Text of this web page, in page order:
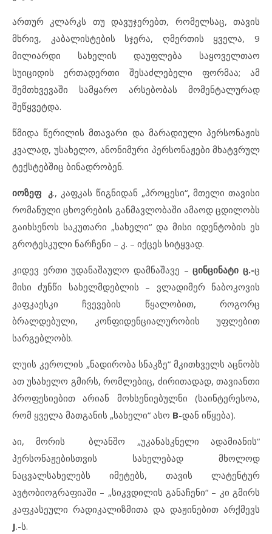
ართურ კლარკს თუ დავუჯერებთ, რომელსაც, თავის
მხრივ, კაბალისტების სჯერა, ღმერთის ყველა, 9
მილიარდი სახელის დაუფლება საყოველთაო
სუიციდის ერთადერთი შესაძლებელი ფორმაა; ამ
შემთხვევაში სამყარო არსებობას მომენტალურად
შეწყვეტდა.
წმიდა წერილის მთავარი და მარადიული პერსონაჟის
კვალად, უსახელო, ანონიმური პერსონაჟები მხატვრულ
ტექსტებშიც ბინადრობენ.
იოზეფ კ., კაფკას წიგნიდან „პროცესი“, მთელი თავისი
რომანული ცხოვრების განმავლობაში ამაოდ ცდილობს
გაიხსენოს საკუთარი „სახელი“ და მისი იდენტობის ეს
გროტესკული ნარჩენი – კ. – იქცეს სიტყვად.
კიდევ ერთი უდანაშაულო დამნაშავე –ცინცინატი ც.-ც
მისი ძუნწი სახელმდებლის – ვლადიმერ ნაბოკოვის
კაფკაესკი ჩვევების წყალობით, როგორც
ბრალდებული, კონფიდენციალურობის უფლებით
სარგებლობს.
ლუის კეროლის „ნადირობა სნაკზე“ მკითხველს აცნობს
ათ უსახელო გმირს, რომლებიც, ძირითადად, თავიანთი
პროფესიებით არიან მოხსენიებულნი (საინტერესოა,
რომ ყველა მათგანის „სახელი“ ასო B-დან იწყება).
აი, მორის ბლანშო „უკანასკნელი ადამიანის“
პერსონაჟებისთვის სახელებად მხოლოდ
ნაცვალსახელებს იმეტებს, თავის ლატენტურ
ავტობიოგრაფიაში – „სიკვდილის განაჩენი“ – კი გმირს
კაფკასეული რადიკალიზმითა და დაჟინებით არქმევს
J.-ს.